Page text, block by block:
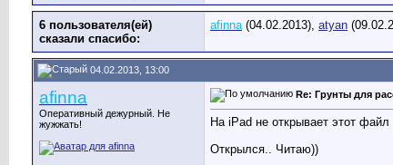
6 пользователя(ей)
сказали cпасибо:
afinna(04.02.2013), atyan
04.02.2013, 13:00
afinna
Оперативный дежурный. Не
жужжать!
Re: Грунты для
На iPad не открывает этот
Открылся.. Читаю))